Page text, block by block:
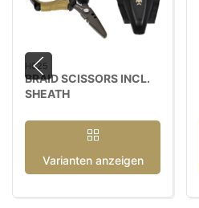
H025
BRAID SCISSORS INCL.
SHEATH
Varianten anzeigen